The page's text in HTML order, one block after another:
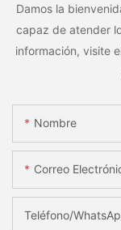
Damos la
capaz de atender
información, visite
Nombre
Correo
Teléfono/